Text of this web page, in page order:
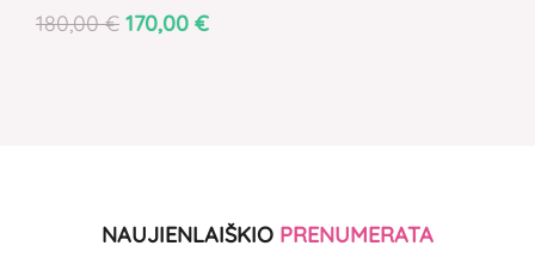
180,00€ 170,00 €
NAUJIENLAIŠKIO PRENUMERATA